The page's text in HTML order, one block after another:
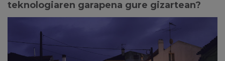
teknologiaren garapena gure gizartean?